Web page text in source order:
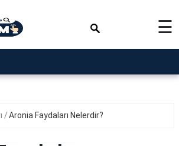
☰
Aronia Faydaları Nelerdir?